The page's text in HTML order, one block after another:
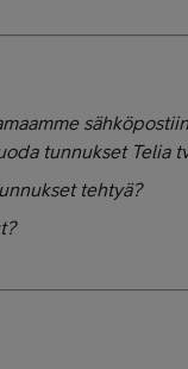
tunnukset Telia
tehtyä?